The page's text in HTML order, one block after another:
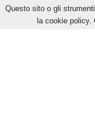
Questo sito o gli
la cookie